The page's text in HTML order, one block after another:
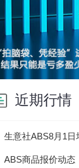
近期行情